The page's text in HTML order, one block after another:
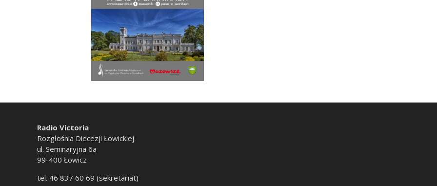
Radio Victoria
Rozgłośnia Diecezji Łowickiej
ul. Seminaryjna 6a
99-400 Łowicz
tel. 46 837 60 69 (sekretariat)